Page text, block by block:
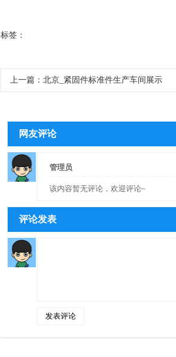
标签：
上一篇：北京_紧固件标准件生产车间展示
网友评论
管理员
该内容暂无评论，欢迎评论~
评论发表